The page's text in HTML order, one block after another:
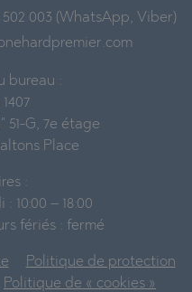
502 003 (WhatsApp, Viber)
bureau :
51-G, 7e étage
Place
:
10:00 – 18:00
fériés : fermé
Politique de protection
Politique de « cookies »